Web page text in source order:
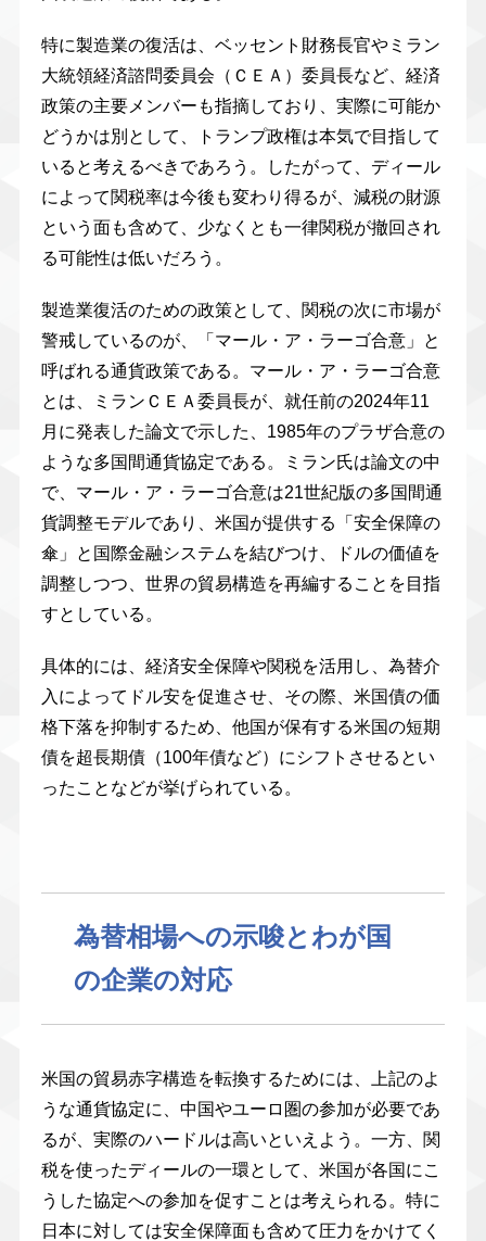
特に製造業の復活は、ベッセント財務長官やミラン
大統領経済諮問委員会（ＣＥＡ）委員長など、経済
政策の主要メンバーも指摘しており、実際に可能か
どうかは別として、トランプ政権は本気で目指して
いると考えるべきであろう。したがって、ディール
によって関税率は今後も変わり得るが、減税の財源
という面も含めて、少なくとも一律関税が撤回され
る可能性は低いだろう。
製造業復活のための政策として、関税の次に市場が
警戒しているのが、「マール・ア・ラーゴ合意」と
呼ばれる通貨政策である。マール・ア・ラーゴ合意
とは、ミランＣＥＡ委員長が、就任前の2024年11
月に発表した論文で示した、1985年のプラザ合意の
ような多国間通貨協定である。ミラン氏は論文の中
で、マール・ア・ラーゴ合意は21世紀版の多国間通
貨調整モデルであり、米国が提供する「安全保障の
傘」と国際金融システムを結びつけ、ドルの価値を
調整しつつ、世界の貿易構造を再編することを目指
すとしている。
具体的には、経済安全保障や関税を活用し、為替介
入によってドル安を促進させ、その際、米国債の価
格下落を抑制するため、他国が保有する米国の短期
債を超長期債（100年債など）にシフトさせるとい
ったことなどが挙げられている。
為替相場への示唆とわが国
の企業の対応
米国の貿易赤字構造を転換するためには、上記のよ
うな通貨協定に、中国やユーロ圏の参加が必要であ
るが、実際のハードルは高いといえよう。一方、関
税を使ったディールの一環として、米国が各国にこ
うした協定への参加を促すことは考えられる。特に
日本に対しては安全保障面も含めて圧力をかけてく